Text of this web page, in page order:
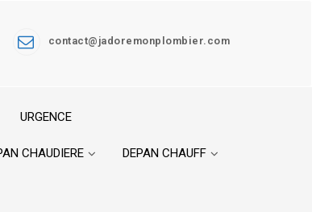
contact@jadoremonplombier.com
URGENCE
CHAUDIERE DEPAN CHAUFF